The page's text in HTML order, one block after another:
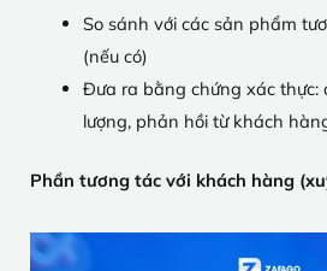
So sánh với các sản phẩm
(nếu có)
Đưa ra bằng chứng xác thực:
lượng, phản hồi từ khách
Phần tương tác với khách hàng